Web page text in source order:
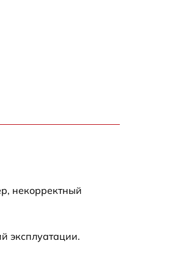
некорректный
эксплуатации.